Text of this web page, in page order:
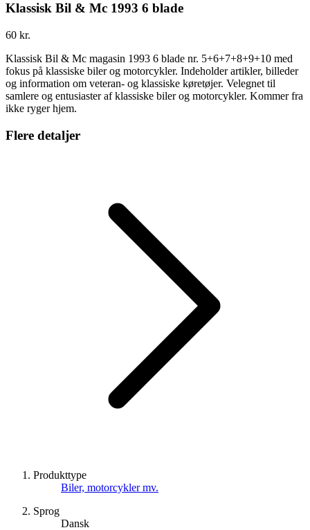
Klassisk Bil & Mc 1993 6 blade
60 kr.
Klassisk Bil & Mc magasin 1993 6 blade nr. 5+6+7+8+9+10 med
fokus på klassiske biler og motorcykler. Indeholder artikler, billeder
og information om veteran- og klassiske køretøjer. Velegnet til
samlere og entusiaster af klassiske biler og motorcykler. Kommer fra
ikke ryger hjem.
Flere detaljer
Produkttype
Biler, motorcykler mv.
Sprog
Dansk